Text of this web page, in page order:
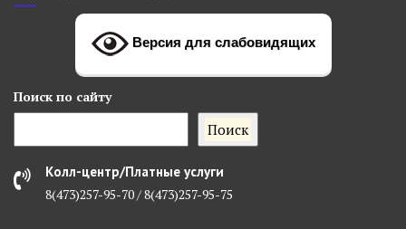
Версия для слабовидящих
Поиск по сайту
Поиск
Колл-центр/Платные услуги
8(473)257-95-70 / 8(473)257-95-75